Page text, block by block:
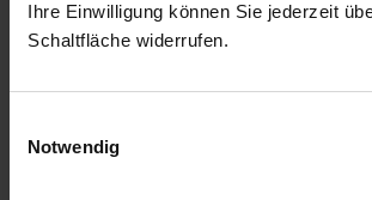
Ihre Einwilligung können Sie jederzeit
Schaltfläche widerrufen.
Notwendig
Geplante Verbesserungen
Die verantwortlichen Stellen sind sich
Nicht barrierefreie Teile